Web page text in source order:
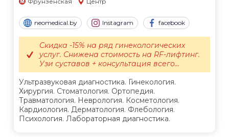
neomedical.by Instagram facebook
Ультразвуковая диагностика. Гинекология.
Хирургия. Стоматология. Ортопедия.
Травматология. Неврология. Косметология.
Кардиология. Дерматология. Флебология.
Психология. Лабораторная диагностика.
Скидка -15% на ряд гинекологических
услуг. Снижена стоимость на RF-лифтинг.
Узи суставов + консультация всего...